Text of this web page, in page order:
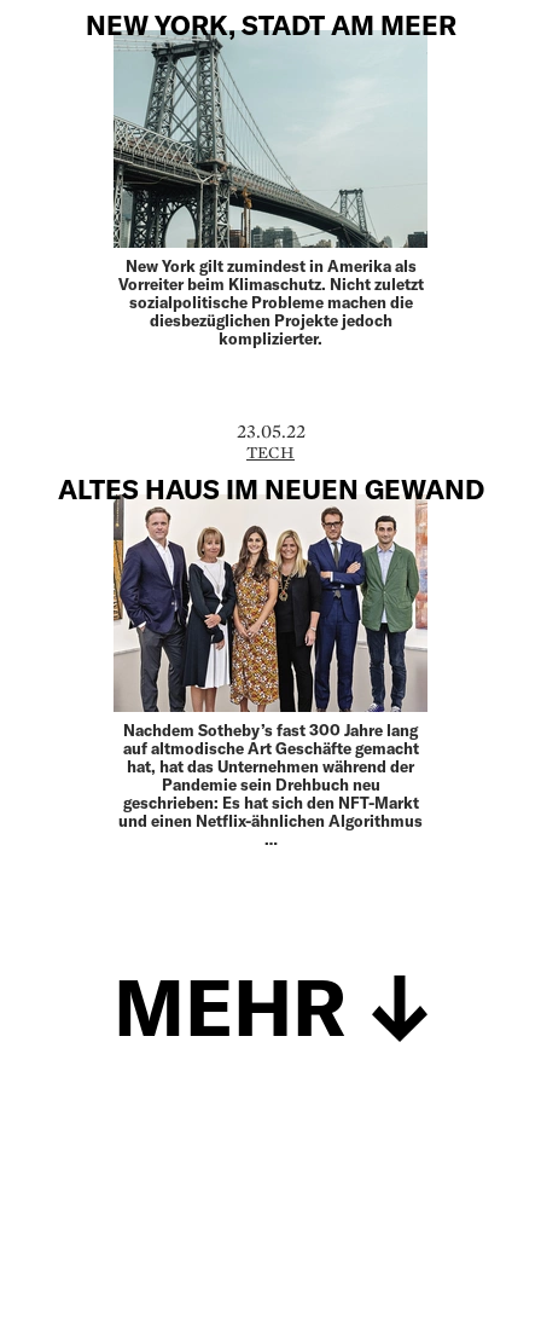
NEW YORK, STADT AM MEER
New York gilt zumindest in Amerika als
Vorreiter beim Klimaschutz. Nicht zuletzt
sozialpolitische Probleme machen die
diesbezüglichen Projekte jedoch
komplizierter.
23.05.22
TECH
ALTES HAUS IM NEUEN GEWAND
Nachdem Sotheby’s fast 300 Jahre lang
auf altmodische Art Geschäfte gemacht
hat, hat das Unternehmen während der
Pandemie sein Drehbuch neu
geschrieben: Es hat sich den NFT-Markt
und einen Netflix-ähnlichen Algorithmus
…
MEHR